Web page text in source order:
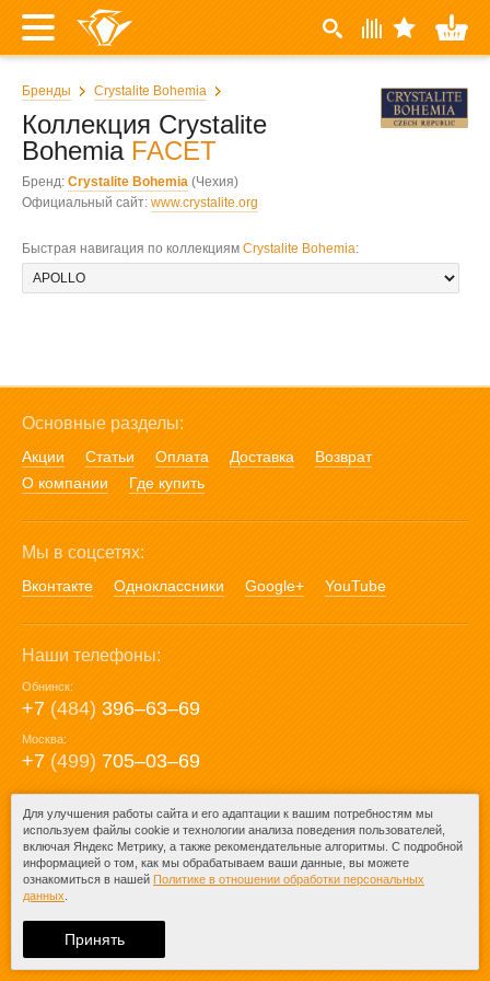
Бренды Crystalite Bohemia
Коллекция Crystalite
Bohemia FACET
Бренд: Crystalite Bohemia (Чехия)
Официальный сайт: www.crystalite.org
Быстрая навигация по коллекциям Crystalite Bohemia:
Основные разделы:
Акции Статьи Оплата Доставка
Возврат
О компании
Где купить
Мы в соцсетях:
Вконтакте Одноклассники Google+ YouTube
Наши телефоны:
Обнинск:
+7 (484) 396‒63‒69
Москва:
+7 (499) 705‒03‒69
E-mail:
mail@posuda40.ru
При любом копировании информации
ссылка на
Для улучшения работы сайта и его адаптации к вашим потребностям мы
используем файлы cookie и технологии анализа поведения пользователей,
включая Яндекс Метрику, а также рекомендательные алгоритмы. С подробной
информацией о том, как мы обрабатываем ваши данные, вы можете
ознакомиться в нашей Политике в отношении обработки персональных
данных
Принять